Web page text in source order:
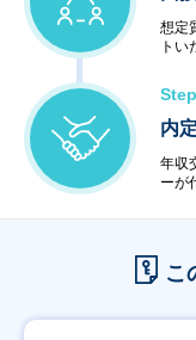
想定
トい
内
年収
ーが
こ